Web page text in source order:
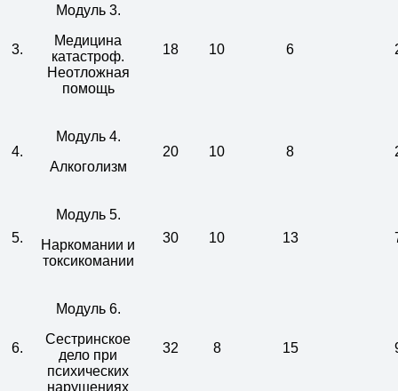
3.
Модуль 3.
Медицина
катастроф.
Неотложная
помощь
18 10 6
4.
Модуль 4.
Алкоголизм
20 10 8
5.
Модуль 5.
Наркомании и
токсикомании
30 10 13
6.
Модуль 6.
Сестринское
дело при
психических
нарушениях
32 8 15